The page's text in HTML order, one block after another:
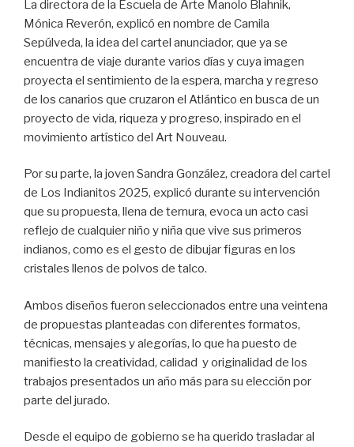
La directora de la Escuela de Arte Manolo Blahnik,
Mónica Reverón, explicó en nombre de Camila
Sepúlveda, la idea del cartel anunciador, que ya se
encuentra de viaje durante varios días y cuya imagen
proyecta el sentimiento de la espera, marcha y regreso
de los canarios que cruzaron el Atlántico en busca de un
proyecto de vida, riqueza y progreso, inspirado en el
movimiento artístico del Art Nouveau.
Por su parte, la joven Sandra González, creadora del cartel
de Los Indianitos 2025, explicó durante su intervención
que su propuesta, llena de ternura, evoca un acto casi
reflejo de cualquier niño y niña que vive sus primeros
indianos, como es el gesto de dibujar figuras en los
cristales llenos de polvos de talco.
Ambos diseños fueron seleccionados entre una veintena
de propuestas planteadas con diferentes formatos,
técnicas, mensajes y alegorías, lo que ha puesto de
manifiesto la creatividad, calidad y originalidad de los
trabajos presentados un año más para su elección por
parte del jurado.
Desde el equipo de gobierno se ha querido trasladar al